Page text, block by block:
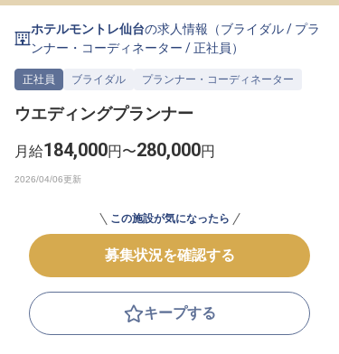
無料 転職サポートに申し込む
ホテルモントレ仙台の求人情報（ブライダル/ プラ
ンナー・コーディネーター /正社員 ）
正社員 ブライダル プランナー・コーディネーター
ウエディングプランナー
月給184,000円〜280,000円
この施設が気になったら
募集状況を確認する
キープする